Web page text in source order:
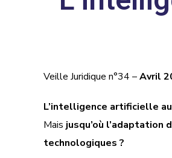
Veille Juridique n°34 –Avril
L’intelligence artificielle
Mais jusqu’où
technologiques ?